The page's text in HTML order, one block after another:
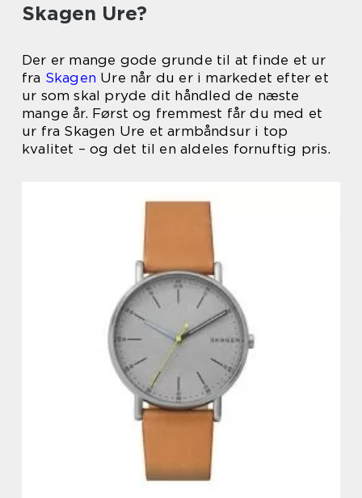
Skagen Ure?
Der er mange gode grunde til at finde et ur
fra Skagen Ure når du er i markedet efter et
ur som skal pryde dit håndled de næste
mange år. Først og fremmest får du med et
ur fra Skagen Ure et armbåndsur i top
kvalitet – og det til en aldeles fornuftig pris.